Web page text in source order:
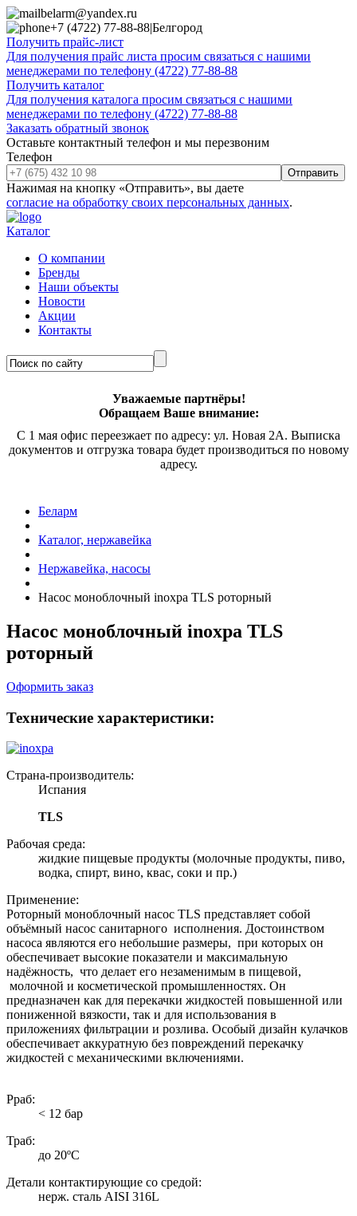
belarm@yandex.ru
+7 (4722) 77-88-88|Белгород
Получить прайс-лист
Для получения прайс листа просим связаться с нашими
менеджерами по телефону (4722) 77-88-88
Получить каталог
Для получения каталога просим связаться с нашими
менеджерами по телефону (4722) 77-88-88
Заказать обратный звонок
Оставьте контактный телефон и мы перезвоним
Телефон
Отправить
Нажимая на кнопку «Отправить», вы даете
согласие на обработку своих персональных данных.
Каталог
О компании
Бренды
Наши объекты
Новости
Акции
Контакты
Уважаемые партнёры!
Обращаем Ваше внимание:
С 1 мая офис переезжает по адресу: ул. Новая 2А. Выписка
документов и отгрузка товара будет производиться по новому
адресу.
Беларм
Каталог, нержавейка
Нержавейка, насосы
Насос моноблочный inoxpa TLS роторный
Насос моноблочный inoxpa TLS
роторный
Оформить заказ
Технические характеристики:
Страна-производитель:
Испания
TLS
Рабочая среда:
жидкие пищевые продукты (молочные продукты, пиво,
водка, спирт, вино, квас, соки и пр.)
Применение:
Роторный моноблочный насос TLS представляет собой
объёмный насос санитарного исполнения. Достоинством
насоса являются его небольшие размеры, при которых он
обеспечивает высокие показатели и максимальную
надёжность, что делает его незаменимым в пищевой,
молочной и косметической промышленностях. Он
предназначен как для перекачки жидкостей повышенной или
пониженной вязкости, так и для использования в
приложениях фильтрации и розлива. Особый дизайн кулачков
обеспечивает аккуратную без повреждений перекачку
жидкостей с механическими включениями.
Рраб:
< 12 бар
Траб:
до 20ºC
Детали контактирующие со средой:
нерж. сталь AISI 316L